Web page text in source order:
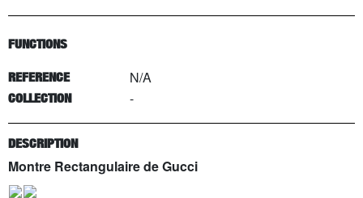
FUNCTIONS
REFERENCE N/A
COLLECTION -
DESCRIPTION
Montre Rectangulaire de Gucci